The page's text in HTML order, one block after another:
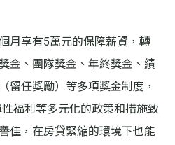
月享有5萬元的保障薪資，轉
金、團隊獎金、年終獎金、績
留任獎勵）等多項獎金制度，
福利等多元化的政策和措施致
佳，在房貸緊縮的環境下也能